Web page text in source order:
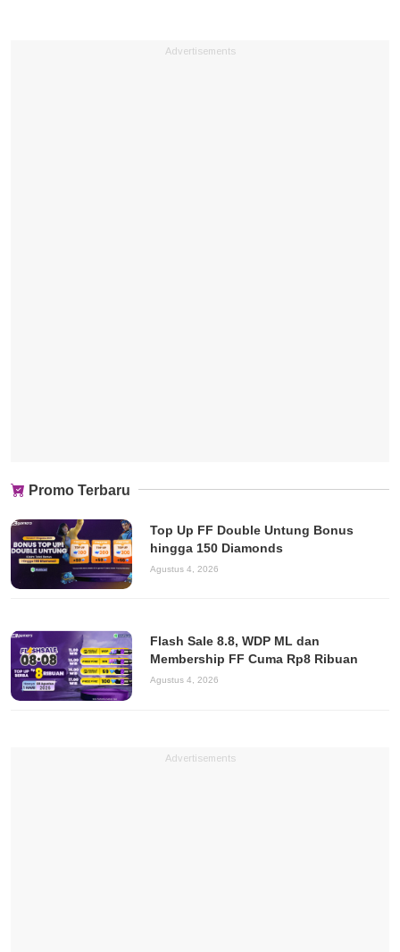
Advertisements
Promo Terbaru
Top Up FF Double Untung Bonus
hingga 150 Diamonds
Agustus 4, 2026
Flash Sale 8.8, WDP ML dan
Membership FF Cuma Rp8 Ribuan
Agustus 4, 2026
Advertisements